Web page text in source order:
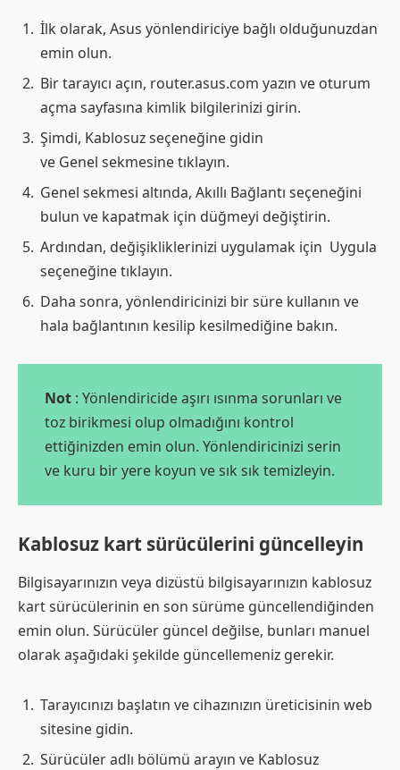
İlk olarak, Asus yönlendiriciye bağlı olduğunuzdan
emin olun.
Bir tarayıcı açın, router.asus.com yazın ve oturum
açma sayfasına kimlik bilgilerinizi girin.
Şimdi, Kablosuz seçeneğine gidin
ve Genel sekmesine tıklayın.
Genel sekmesi altında, Akıllı Bağlantı seçeneğini
bulun ve kapatmak için düğmeyi değiştirin.
Ardından, değişikliklerinizi uygulamak için Uygula
seçeneğine tıklayın.
Daha sonra, yönlendiricinizi bir süre kullanın ve
hala bağlantının kesilip kesilmediğine bakın.
Not : Yönlendiricide aşırı ısınma sorunları ve
toz birikmesi olup olmadığını kontrol
ettiğinizden emin olun. Yönlendiricinizi serin
ve kuru bir yere koyun ve sık sık temizleyin.
Kablosuz kart sürücülerini güncelleyin
Bilgisayarınızın veya dizüstü bilgisayarınızın kablosuz
kart sürücülerinin en son sürüme güncellendiğinden
emin olun. Sürücüler güncel değilse, bunları manuel
olarak aşağıdaki şekilde güncellemeniz gerekir.
Tarayıcınızı başlatın ve cihazınızın üreticisinin web
sitesine gidin.
Sürücüler adlı bölümü arayın ve Kablosuz